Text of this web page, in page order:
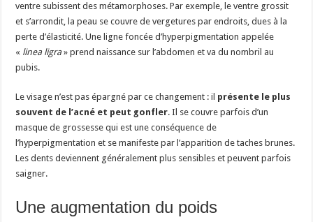
ventre subissent des métamorphoses. Par exemple, le ventre grossit
et s’arrondit, la peau se couvre de vergetures par endroits, dues à la
perte d’élasticité. Une ligne foncée d’hyperpigmentation appelée
« linea ligra» prend naissance sur l’abdomen et va du nombril au
pubis.
Le visage n’est pas épargné par ce changement : il présente le plus
souvent de l’acné et peut gonfler. Il se couvre parfois d’un
masque de grossesse qui est une conséquence de
l’hyperpigmentation et se manifeste par l’apparition de taches brunes.
Les dents deviennent généralement plus sensibles et peuvent parfois
saigner.
Une augmentation du poids